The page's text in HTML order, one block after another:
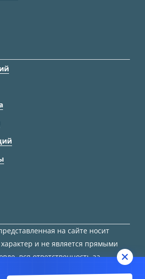
на сайте носит
и не является прямыми
вся ответственность за